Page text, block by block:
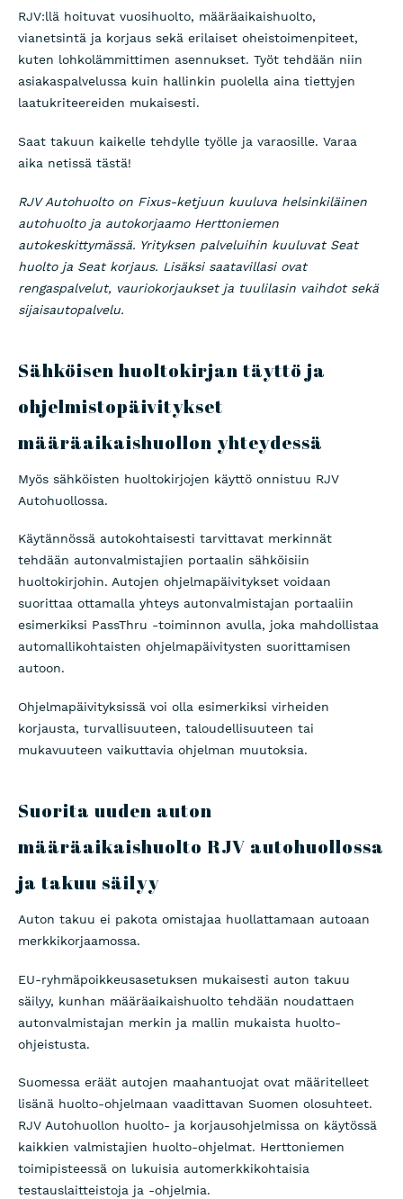
RJV:llä hoituvat vuosihuolto, määräaikaishuolto,
vianetsintä ja korjaus sekä erilaiset oheistoimenpiteet,
kuten lohkolämmittimen asennukset. Työt tehdään niin
asiakaspalvelussa kuin hallinkin puolella aina tiettyjen
laatukriteereiden mukaisesti.
Saat takuun kaikelle tehdylle työlle ja varaosille. Varaa
aika netissä tästä!
RJV Autohuolto on Fixus-ketjuun kuuluva helsinkiläinen
autohuolto ja autokorjaamo Herttoniemen
autokeskittymässä. Yrityksen palveluihin kuuluvat Seat
huolto ja Seat korjaus. Lisäksi saatavillasi ovat
rengaspalvelut, vauriokorjaukset ja tuulilasin vaihdot sekä
sijaisautopalvelu.
Sähköisen huoltokirjan täyttö ja
ohjelmistopäivitykset
määräaikaishuollon yhteydessä
Myös sähköisten huoltokirjojen käyttö onnistuu RJV
Autohuollossa.
Käytännössä autokohtaisesti tarvittavat merkinnät
tehdään autonvalmistajien portaalin sähköisiin
huoltokirjohin. Autojen ohjelmapäivitykset voidaan
suorittaa ottamalla yhteys autonvalmistajan portaaliin
esimerkiksi PassThru -toiminnon avulla, joka mahdollistaa
automallikohtaisten ohjelmapäivitysten suorittamisen
autoon.
Ohjelmapäivityksissä voi olla esimerkiksi virheiden
korjausta, turvallisuuteen, taloudellisuuteen tai
mukavuuteen vaikuttavia ohjelman muutoksia.
Suorita uuden auton
määräaikaishuolto RJV autohuollossa
ja takuu säilyy
Auton takuu ei pakota omistajaa huollattamaan autoaan
merkkikorjaamossa.
EU-ryhmäpoikkeusasetuksen mukaisesti auton takuu
säilyy, kunhan määräaikaishuolto tehdään noudattaen
autonvalmistajan merkin ja mallin mukaista huolto-
ohjeistusta.
Suomessa eräät autojen maahantuojat ovat määritelleet
lisänä huolto-ohjelmaan vaadittavan Suomen olosuhteet.
RJV Autohuollon huolto- ja korjausohjelmissa on käytössä
kaikkien valmistajien huolto-ohjelmat. Herttoniemen
toimipisteessä on lukuisia automerkkikohtaisia
testauslaitteistoja ja -ohjelmia.